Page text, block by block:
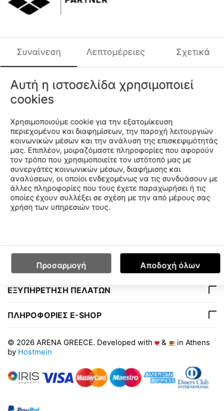
Χαρακτηριστικά
Μάρκα
ARENA
Κωδικός MPN
006201-100
Κωδικός Χρώματος
100
Περιγραφή Χρώματος
Σύνθεση
80%POLYAMIDE20%ELASTANE
Find similar
Διαθεσιμότητα Καταστημάτων
ΕΤΑΙΡΙΑ
ΕΞΥΠΗΡΕΤΗΣΗ ΠΕΛΑΤΩΝ
ΠΛΗΡΟΦΟΡΙΕΣ E-SHOP
© 2026 ARENA GREECE. Developed with &
in Athens
by Hostmein
Συναίνεση Λεπτομέρειες Σχετικά
Αυτή η ιστοσελίδα χρησιμοποιεί
cookies
Χρησιμοποιούμε cookie για την εξατομίκευση
περιεχομένου και διαφημίσεων, την παροχή λειτουργιών
κοινωνικών μέσων και την ανάλυση της επισκεψιμότητάς
μας. Επιπλέον, μοιραζόμαστε πληροφορίες που αφορούν
τον τρόπο που χρησιμοποιείτε τον ιστότοπό μας με
συνεργάτες κοινωνικών μέσων, διαφήμισης και
αναλύσεων, οι οποίοι ενδεχομένως να τις συνδυάσουν με
άλλες πληροφορίες που τους έχετε παραχωρήσει ή τις
οποίες έχουν συλλέξει σε σχέση με την από μέρους σας
χρήση των υπηρεσιών τους.
Προσαρμογή Αποδοχή όλων